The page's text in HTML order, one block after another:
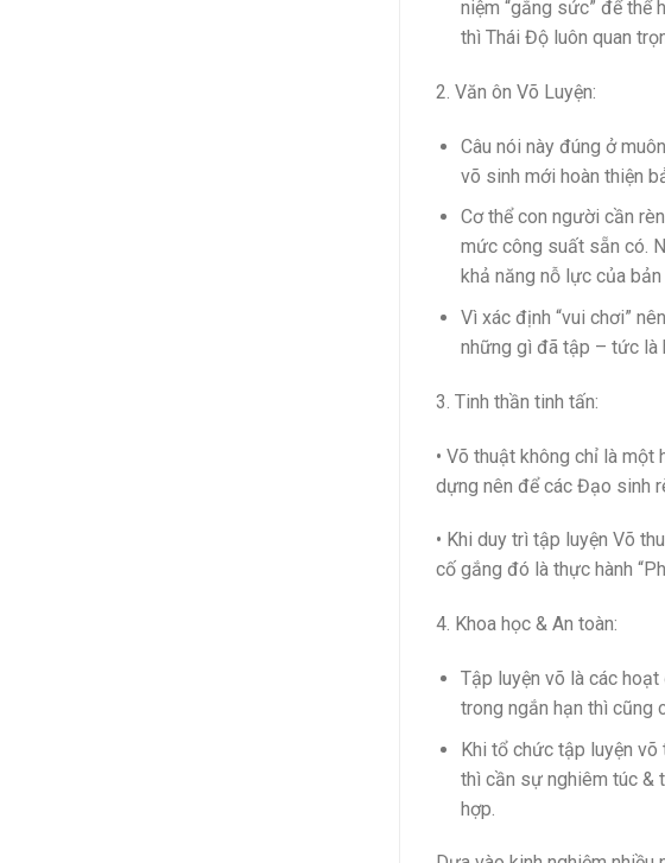
niệm “gắng sức” để thể
thì Thái Độ luôn quan
2. Văn ôn Võ Luyện:
Câu nói này đúng ở
võ sinh mới hoàn thiện
Cơ thể con người cần
mức công suất sẵn có.
khả năng nỗ lực của bản
Vì xác định “vui chơi”
những gì đã tập – tức
3. Tinh thần tinh tấn:
• Võ thuật không chỉ là
dựng nên để các Đạo sinh
• Khi duy trì tập luyện Võ
cố gắng đó là thực hành
4. Khoa học & An toàn:
Tập luyện võ là các
trong ngắn hạn thì cũng
Khi tổ chức tập luyện
thì cần sự nghiêm túc &
hợp.